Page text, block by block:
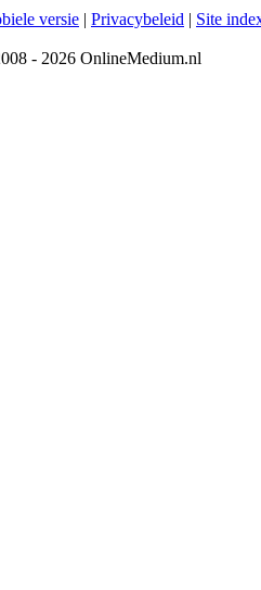
versie | Privacybeleid | Site
- 2026 OnlineMedium.nl